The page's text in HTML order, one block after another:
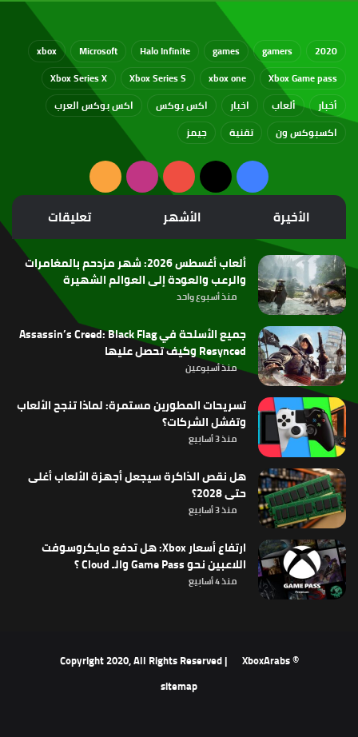
2020
gamers
games
Halo Infinite
Microsoft
xbox
Xbox Game pass
xbox one
Xbox Series S
Xbox Series X
أخبار
ألعاب اخبار اكس بوكس
اكس بوكس العرب
اكسبوكس ون
تقنية جيمز
فيسبوك
‫X
‫YouTubeانستقرامملخص
الموقع
RSS
الأخيرة الأشهر تعليقات
ألعاب أغسطس 2026: شهر مزدحم بالمغامرات
والرعب والعودة إلى العوالم الشهيرة
منذ أسبوع واحد
جميع الأسلحة في Assassin’s Creed: Black Flag
Resynced وكيف تحصل عليها
منذ أسبوعين
تسريحات المطورين مستمرة: لماذا تنجح الألعاب
وتفشل الشركات؟
منذ 3 أسابيع
هل نقص الذاكرة سيجعل أجهزة الألعاب أغلى
حتى 2028؟
منذ 3 أسابيع
ارتفاع أسعار Xbox: هل تدفع مايكروسوفت
اللاعبين نحو Game Pass والـ Cloud ؟
منذ 4 أسابيع
© Copyright 2020, All Rights Reserved |
XboxArabs
sitemap